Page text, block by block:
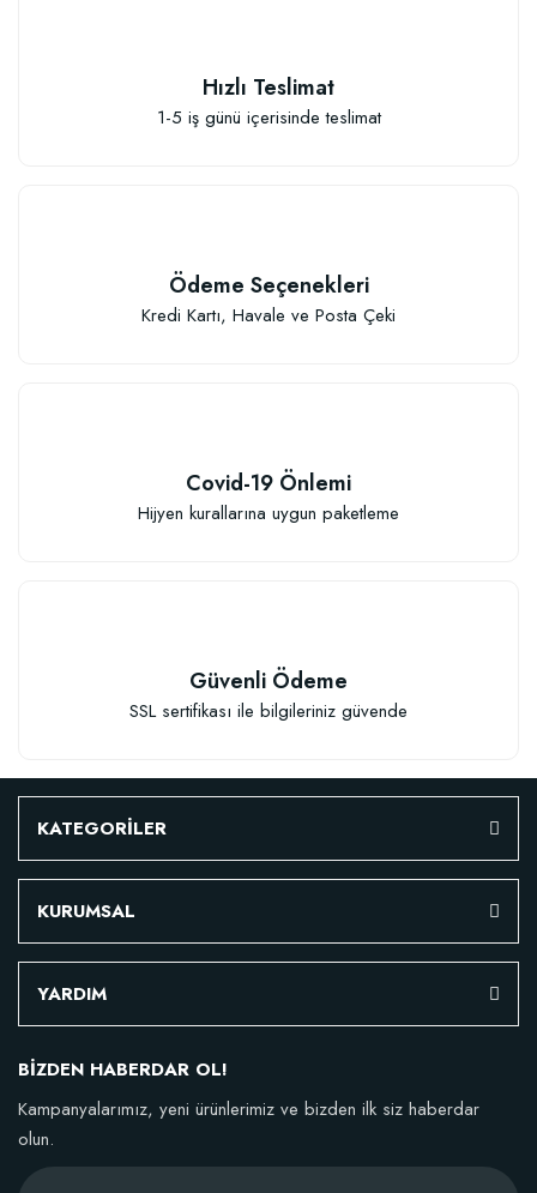
Hızlı Teslimat
1-5 iş günü içerisinde teslimat
Ödeme Seçenekleri
Kredi Kartı, Havale ve Posta Çeki
Covid-19 Önlemi
Hijyen kurallarına uygun paketleme
Güvenli Ödeme
SSL sertifikası ile bilgileriniz güvende
KATEGORİLER
KURUMSAL
YARDIM
BİZDEN HABERDAR OL!
Kampanyalarımız, yeni ürünlerimiz ve bizden ilk siz haberdar
olun.